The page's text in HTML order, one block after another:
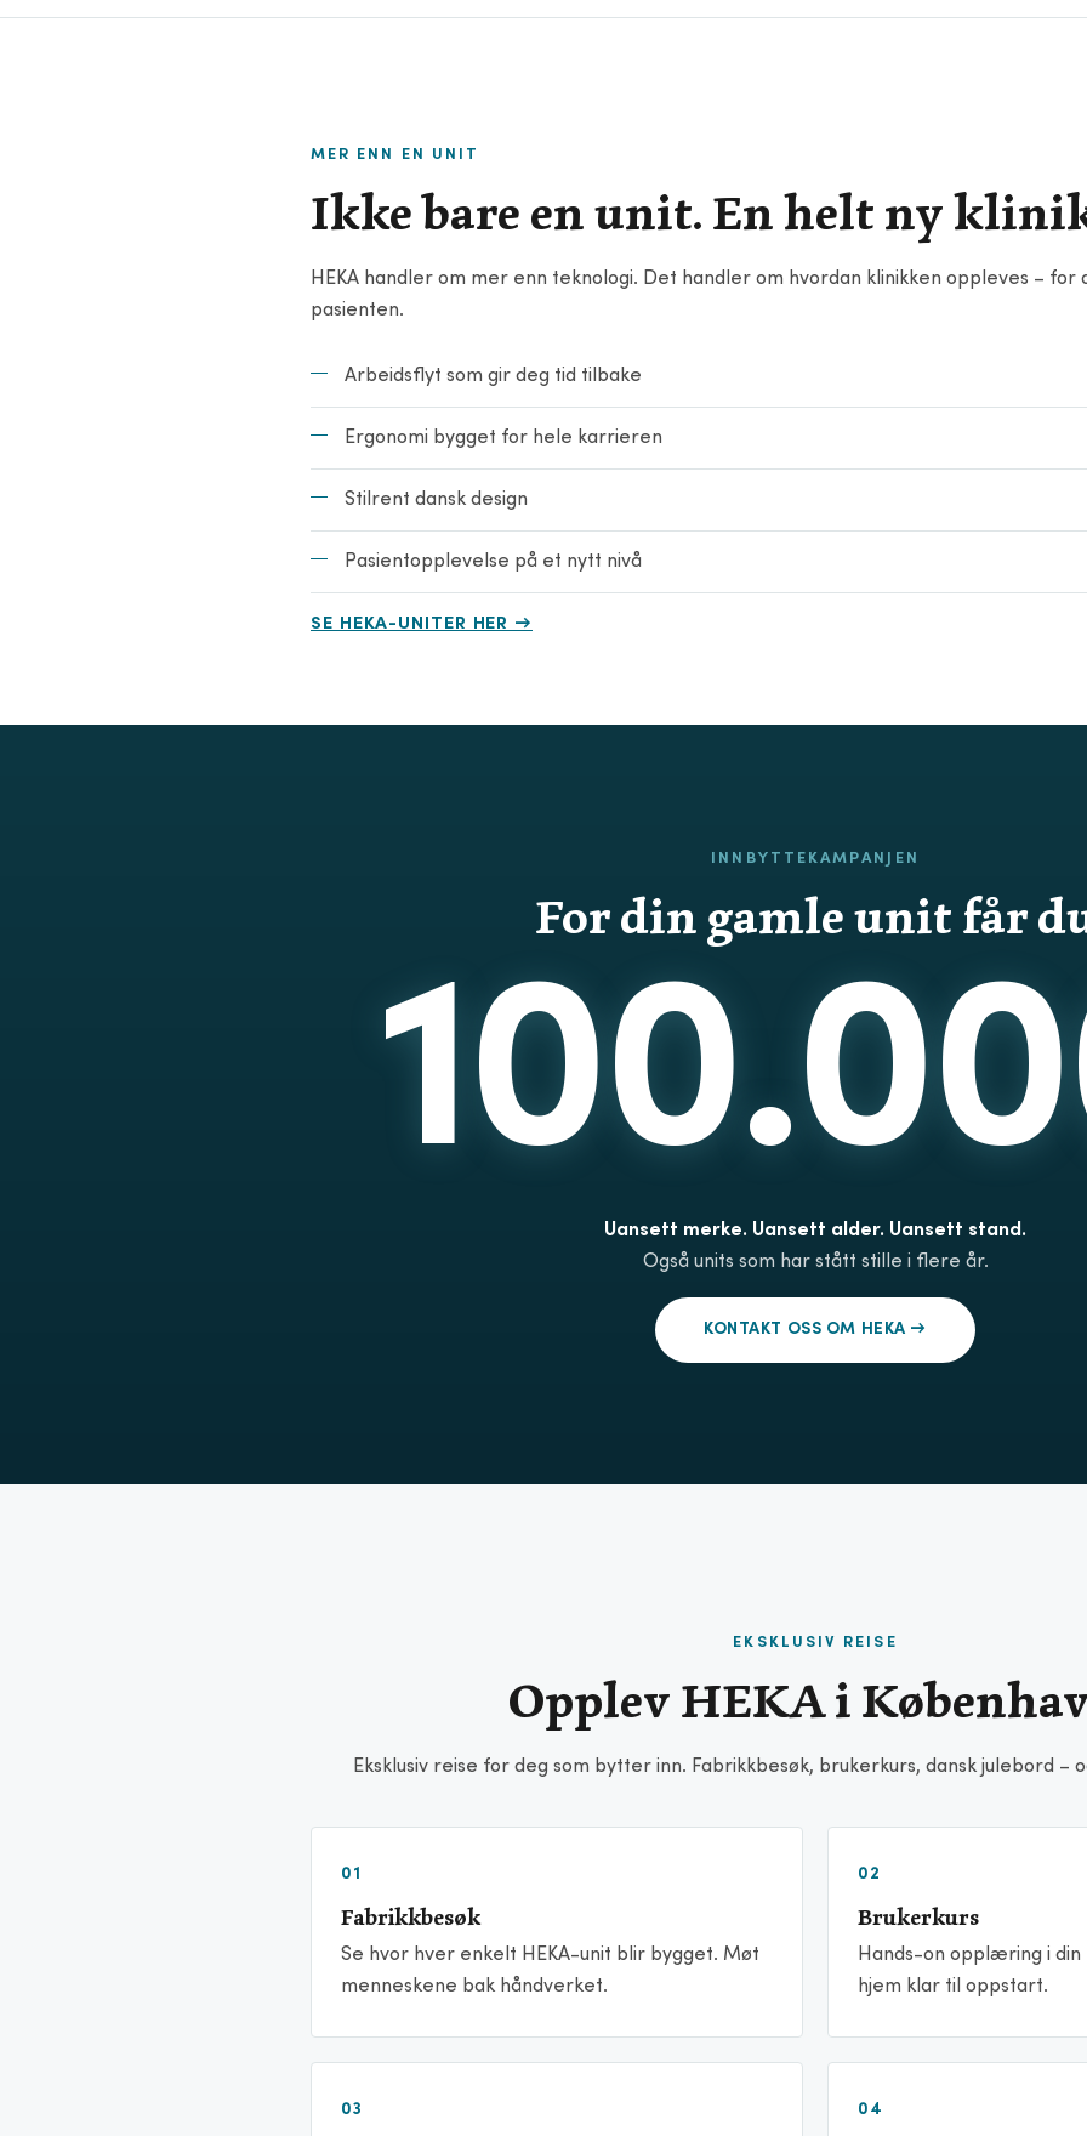
TANNLEGENE BERG OM HEKA
▶
MER ENN EN UNIT
Ikke bare en unit. En helt ny
HEKA handler om mer enn teknologi. Det handler om hvordan klinikken oppleves –
pasienten.
Arbeidsflyt som gir deg tid tilbake
Ergonomi bygget for hele karrieren
Stilrent dansk design
Pasientopplevelse på et nytt nivå
SE HEKA-UNITER HER →
INNBYTTEKAMPANJEN
For din gamle unit får
Uansett merke. Uansett alder. Uansett stand.
Også units som har stått stille i flere år.
KONTAKT OSS OM HEKA →
EKSKLUSIV REISE
Opplev HEKA i
Eksklusiv reise for deg som bytter inn. Fabrikkbesøk, brukerkurs, dansk julebord –
01
Fabrikkbesøk
Se hvor hver enkelt HEKA-unit blir bygget. Møt
menneskene bak håndverket.
02
Brukerkurs
Hands-on opplæring i din
hjem klar til oppstart.
03 04